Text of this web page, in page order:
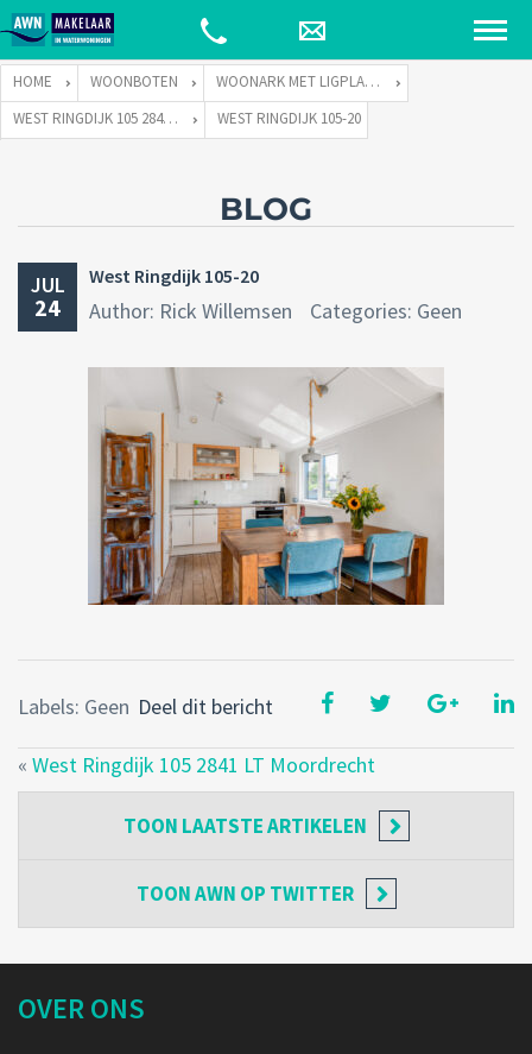
HOME WOONBOTEN
WOONARK MET LIGPLAATS
WEST RINGDIJK 105 2841 LT MOORDRECHT
WEST RINGDIJK 105-20
BLOG
JUL
24
West Ringdijk 105-20
Author: Rick Willemsen Categories: Geen
Deel dit bericht
Labels: Geen
« West Ringdijk 105 2841 LT Moordrecht
TOON LAATSTE ARTIKELEN
TOONAWN OP TWITTER
OVER ONS